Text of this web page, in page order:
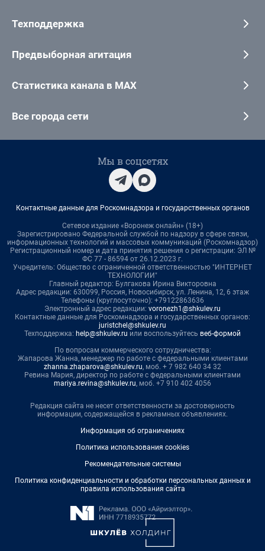
Техподдержка
Предвыборная агитация
Статистика канала в MAX
Все города сети
Мы в соцсетях
Контактные данные для Роскомнадзора и государственных органов
Сетевое издание «Воронеж онлайн» (18+)
Зарегистрировано Федеральной службой по надзору в сфере связи,
информационных технологий и массовых коммуникаций (Роскомнадзор)
Регистрационный номер и дата принятия решения о регистрации: ЭЛ №
ФС 77 - 86594 от 26.12.2023 г.
Учредитель: Общество с ограниченной ответственностью "ИНТЕРНЕТ
ТЕХНОЛОГИИ"
Главный редактор: Булгакова Ирина Викторовна
Адрес редакции: 630099, Россия, Новосибирск, ул. Ленина, 12, 6 этаж
Телефоны (круглосуточно): +79122863636
Электронный адрес редакции: voronezh1@shkulev.ru
Контактные данные для Роскомнадзора и государственных органов:
juristchel@shkulev.ru
Техподдержка: help@shkulev.ru или воспользуйтесь веб-формой
По вопросам коммерческого сотрудничества:
Жапарова Жанна, менеджер по работе с федеральными клиентами
zhanna.zhaparova@shkulev.ru, моб. + 7 982 640 34 32
Ревина Мария, директор по работе с федеральными клиентами
mariya.revina@shkulev.ru, моб. +7 910 402 4056
Редакция сайта не несет ответственности за достоверность
информации, содержащейся в рекламных объявлениях.
Информация об ограничениях
Политика использования cookies
Рекомендательные системы
Политика конфиденциальности и обработки персональных данных и
правила использования сайта